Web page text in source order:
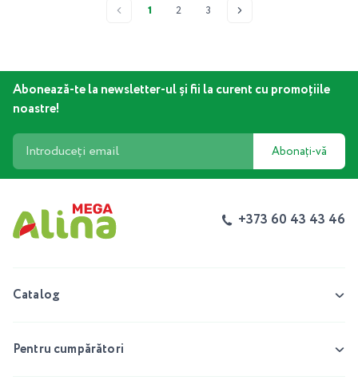
1 2 3
Abonează-te la newsletter-ul și fii la curent cu promoțiile
noastre!
Abonați-vă
+373 60 43 43 46
Catalog
Pentru cumpărători